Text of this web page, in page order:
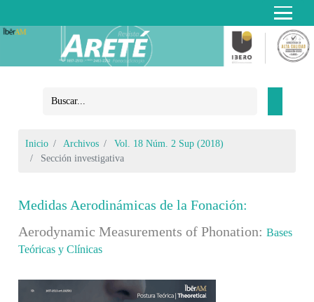
Inicio Archivos
Vol. 18 Núm. 2 Sup (2018)
Sección investigativa
Medidas Aerodinámicas de la Fonación:
Aerodynamic Measurements of Phonation:Bases
Teóricas y Clínicas